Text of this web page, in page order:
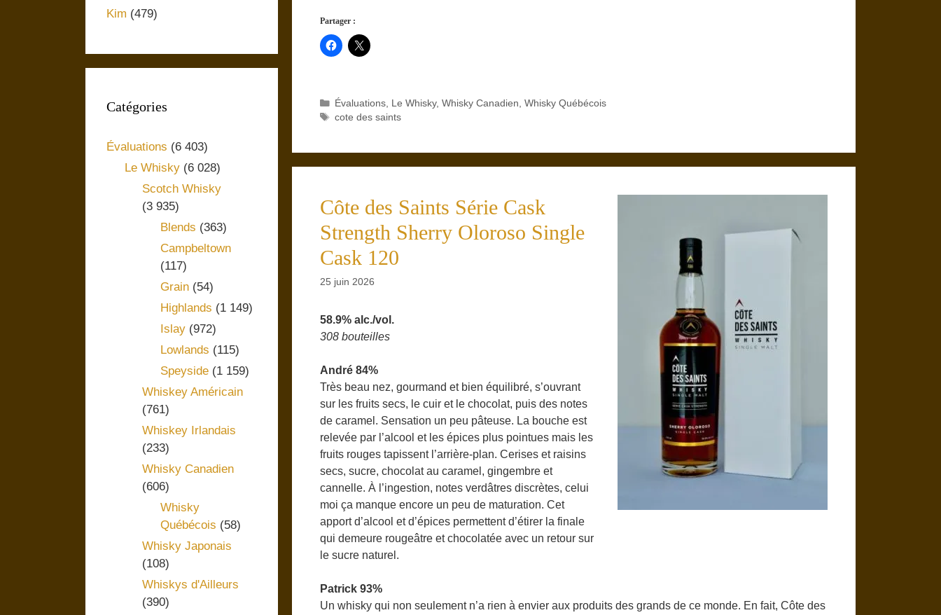
Partager :
Catégories
Évaluations, Le Whisky,Whisky Canadien,Whisky Québécois
Étiquettes
cote des saints
Côte des Saints Série Cask
Strength Sherry Oloroso Single
Cask 120
25 juin 2026
58.9% alc./vol.
308 bouteilles
André 84%
Très beau nez, gourmand et bien équilibré, s’ouvrant
sur les fruits secs, le cuir et le chocolat, puis des notes
de caramel. Sensation un peu pâteuse. La bouche est
relevée par l’alcool et les épices plus pointues mais les
fruits rouges tapissent l’arrière-plan. Cerises et raisins
secs, sucre, chocolat au caramel, gingembre et
cannelle. À l’ingestion, notes verdâtres discrètes, celui
moi ça manque encore un peu de maturation. Cet
apport d’alcool et d’épices permettent d’étirer la finale
qui demeure rougeâtre et chocolatée avec un retour sur
le sucre naturel.
Patrick 93%
Un whisky qui non seulement n’a rien à envier aux produits des grands de ce monde. En fait, Côte des
Kim (479)
Catégories
Évaluations (6 403)
Le Whisky(6 028)
Scotch Whisky
(3 935)
Blends (363)
Campbeltown
(117)
Grain(54)
Highlands (1 149)
Islay(972)
Lowlands (115)
Speyside(1 159)
Whiskey Américain
(761)
Whiskey Irlandais
(233)
Whisky Canadien
(606)
Whisky
Québécois (58)
Whisky Japonais
(108)
Whiskys d'Ailleurs
(390)